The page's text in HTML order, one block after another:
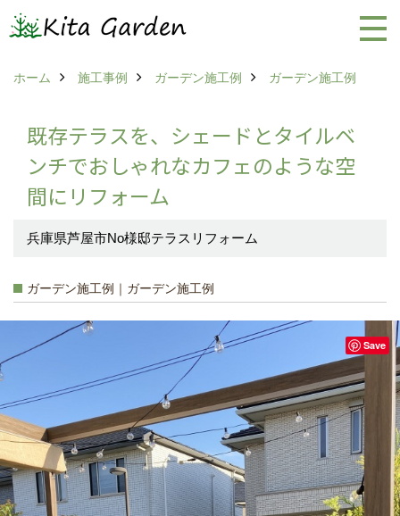
ホーム 施工事例 ガーデン施工例 ガーデン施工例
既存テラスを、シェードとタイルベ
ンチでおしゃれなカフェのような空
間にリフォーム
兵庫県芦屋市No様邸テラスリフォーム
ガーデン施工例｜ガーデン施工例
Save